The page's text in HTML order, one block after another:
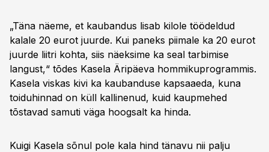
„Täna näeme, et kaubandus lisab kilole töödeldud
kalale 20 eurot juurde. Kui paneks piimale ka 20 eurot
juurde liitri kohta, siis näeksime ka seal tarbimise
langust,“ tõdes Kasela Äripäeva hommikuprogrammis.
Kasela viskas kivi ka kaubanduse kapsaaeda, kuna
toiduhinnad on küll kallinenud, kuid kaupmehed
tõstavad samuti väga hoogsalt ka hinda.
Kuigi Kasela sõnul pole kala hind tänavu nii palju